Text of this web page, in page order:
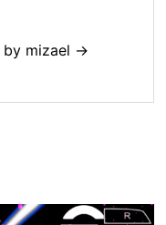
by mizael →